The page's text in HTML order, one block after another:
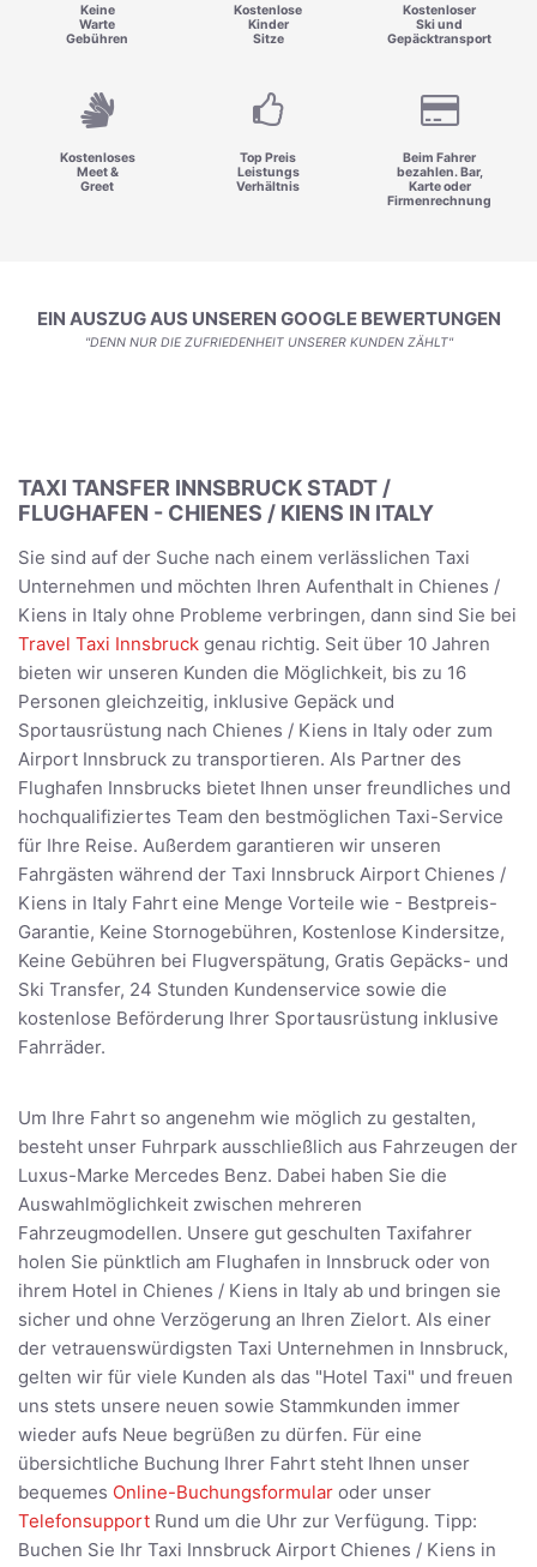
Keine
Warte
Gebühren
Kostenlose
Kinder
Sitze
Kostenloser
Ski und
Gepäcktransport
Kostenloses
Meet &
Greet
Top Preis
Leistungs
Verhältnis
Beim Fahrer
bezahlen. Bar,
Karte oder
Firmenrechnung
EIN AUSZUG AUS UNSEREN GOOGLE BEWERTUNGEN
"DENN NUR DIE ZUFRIEDENHEIT UNSERER KUNDEN ZÄHLT"
TAXI TANSFER INNSBRUCK STADT /
FLUGHAFEN - CHIENES / KIENS IN ITALY
Sie sind auf der Suche nach einem verlässlichen Taxi
Unternehmen und möchten Ihren Aufenthalt in Chienes /
Kiens in Italy ohne Probleme verbringen, dann sind Sie bei
Travel Taxi Innsbruck genau richtig. Seit über 10 Jahren
bieten wir unseren Kunden die Möglichkeit, bis zu 16
Personen gleichzeitig, inklusive Gepäck und
Sportausrüstung nach Chienes / Kiens in Italy oder zum
Airport Innsbruck zu transportieren. Als Partner des
Flughafen Innsbrucks bietet Ihnen unser freundliches und
hochqualifiziertes Team den bestmöglichen Taxi-Service
für Ihre Reise. Außerdem garantieren wir unseren
Fahrgästen während der Taxi Innsbruck Airport Chienes /
Kiens in Italy Fahrt eine Menge Vorteile wie - Bestpreis-
Garantie, Keine Stornogebühren, Kostenlose Kindersitze,
Keine Gebühren bei Flugverspätung, Gratis Gepäcks- und
Ski Transfer, 24 Stunden Kundenservice sowie die
kostenlose Beförderung Ihrer Sportausrüstung inklusive
Fahrräder.
Um Ihre Fahrt so angenehm wie möglich zu gestalten,
besteht unser Fuhrpark ausschließlich aus Fahrzeugen der
Luxus-Marke Mercedes Benz. Dabei haben Sie die
Auswahlmöglichkeit zwischen mehreren
Fahrzeugmodellen. Unsere gut geschulten Taxifahrer
holen Sie pünktlich am Flughafen in Innsbruck oder von
ihrem Hotel in Chienes / Kiens in Italy ab und bringen sie
sicher und ohne Verzögerung an Ihren Zielort. Als einer
der vetrauenswürdigsten Taxi Unternehmen in Innsbruck,
gelten wir für viele Kunden als das "Hotel Taxi" und freuen
uns stets unsere neuen sowie Stammkunden immer
wieder aufs Neue begrüßen zu dürfen. Für eine
übersichtliche Buchung Ihrer Fahrt steht Ihnen unser
bequemes Online-Buchungsformular oder unser
Telefonsupport Rund um die Uhr zur Verfügung. Tipp:
Buchen Sie Ihr Taxi Innsbruck Airport Chienes / Kiens in